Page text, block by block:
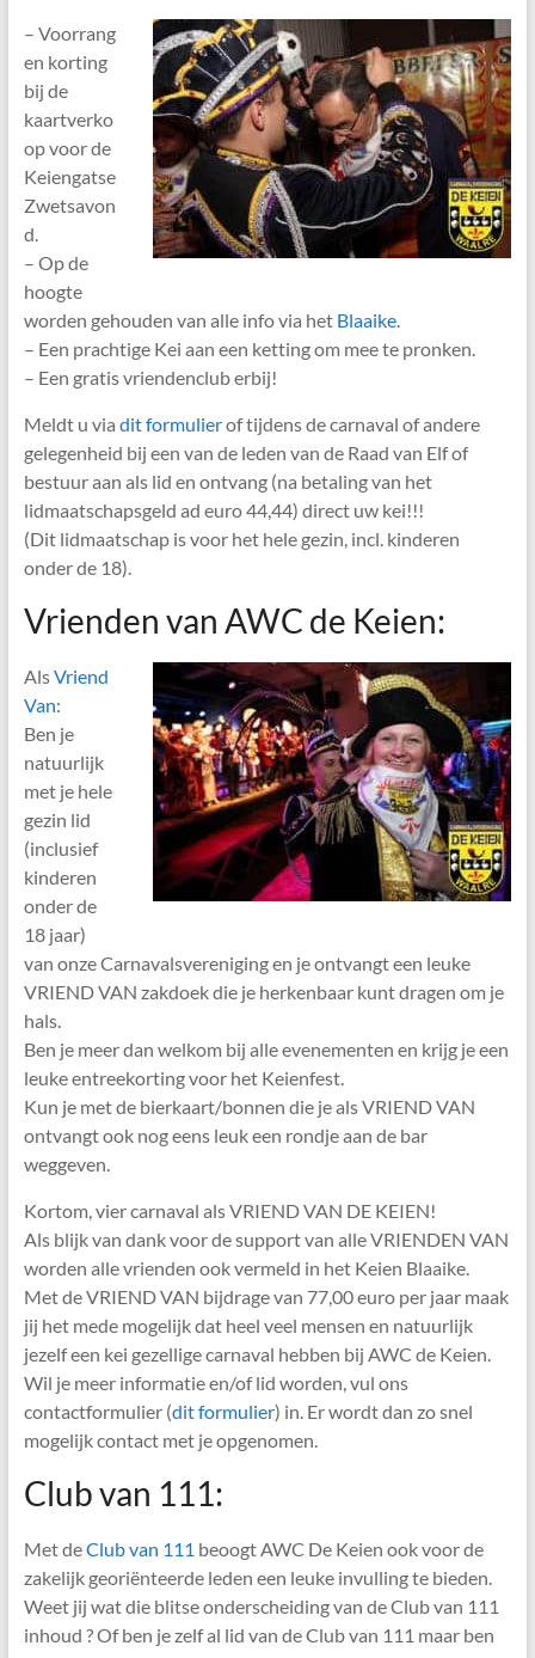
– Voorrang
en korting
bij de
kaartverko
op voor de
Keiengatse
Zwetsavon
d.
– Op de
hoogte
worden gehouden van alle info via het Blaaike.
– Een prachtige Kei aan een ketting om mee te pronken.
– Een gratis vriendenclub erbij!
Meldt u via dit formulierof tijdens de carnaval of andere
gelegenheid bij een van de leden van de Raad van Elf of
bestuur aan als lid en ontvang (na betaling van het
lidmaatschapsgeld ad euro 44,44) direct uw kei!!!
(Dit lidmaatschap is voor het hele gezin, incl. kinderen
onder de 18).
Vrienden van AWC de Keien:
AlsVriend
Van:
Ben je
natuurlijk
met je hele
gezin lid
(inclusief
kinderen
onder de
18 jaar)
van onze Carnavalsvereniging en je ontvangt een leuke
VRIEND VAN zakdoek die je herkenbaar kunt dragen om je
hals.
Ben je meer dan welkom bij alle evenementen en krijg je een
leuke entreekorting voor het Keienfest.
Kun je met de bierkaart/bonnen die je als VRIEND VAN
ontvangt ook nog eens leuk een rondje aan de bar
weggeven.
Kortom, vier carnaval als VRIEND VAN DE KEIEN!
Als blijk van dank voor de support van alle VRIENDEN VAN
worden alle vrienden ook vermeld in het Keien Blaaike.
Met de VRIEND VAN bijdrage van 77,00 euro per jaar maak
jij het mede mogelijk dat heel veel mensen en natuurlijk
jezelf een kei gezellige carnaval hebben bij AWC de Keien.
Wil je meer informatie en/of lid worden, vul ons
contactformulier (dit formulier) in. Er wordt dan zo snel
mogelijk contact met je opgenomen.
Club van 111:
Met deClub van 111 beoogt AWC De Keien ook voor de
zakelijk georiënteerde leden een leuke invulling te bieden.
Weet jij wat die blitse onderscheiding van de Club van 111
inhoud ? Of ben je zelf al lid van de Club van 111 maar ben